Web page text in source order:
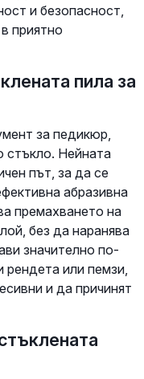
и безопасност,
приятно
пила за
за педикюр,
стъкло. Нейната
път, за да се
абразивна
премахването на
без да наранява
значително по-
или пемзи,
и да причинят